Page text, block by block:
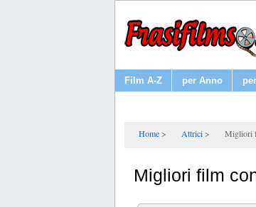
Film A-Z per Anno
Home Attrici Migliori
Migliori film